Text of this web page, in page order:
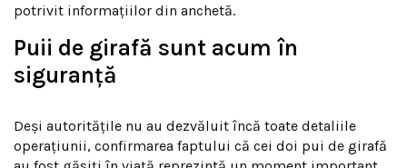
potrivit informațiilor din anchetă.
Puii de girafă sunt acum în
siguranță
Deși autoritățile nu au dezvăluit încă toate detaliile
operațiunii, confirmarea faptului că cei doi pui de girafă